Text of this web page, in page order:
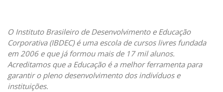
O Instituto Brasileiro de Desenvolvimento e Educação
Corporativa (IBDEC) é uma escola de cursos livres fundada
em 2006 e que já formou mais de 17 mil alunos.
Acreditamos que a Educação é a melhor ferramenta para
garantir o pleno desenvolvimento dos indivíduos e
instituições.